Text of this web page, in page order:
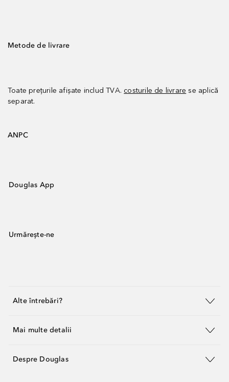
Metode de livrare
Toate prețurile afișate includ TVA. costurile de livrare se aplică
separat.
ANPC
Douglas App
Urmărește-ne
Alte întrebări?
Mai multe detalii
Despre Douglas